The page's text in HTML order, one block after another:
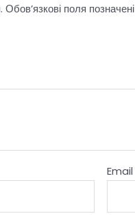
Обов’язкові поля позначені
Email